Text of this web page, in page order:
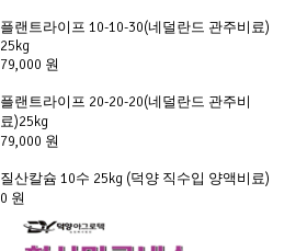
플랜트라이프 10-10-30(네덜란드 관주비료)
25kg
79,000 원
플랜트라이프 20-20-20(네덜란드 관주비
료)25kg
79,000 원
질산칼슘 10수 25kg (덕양 직수입 양액비료)
0 원